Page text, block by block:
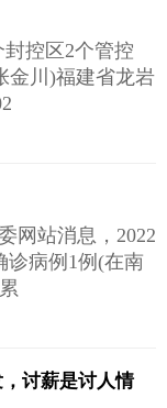
控区2个管控
川)福建省龙岩
站消息，2022
诊病例1例(在南
讨薪是讨人情